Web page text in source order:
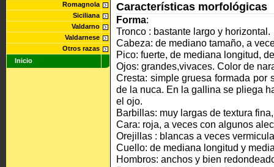
Romagnola
Siciliana
Valdarno
Valdarnese
Otros razas
Inicio
Características morfológicas
Forma:
Tronco : bastante largo y horizontal.
Cabeza: de mediano tamaño, a
Pico: fuerte, de mediana longitud,
Ojos: grandes,vivaces. Color de
Cresta: simple gruesa formada
de la nuca. En la gallina se pliega
el ojo.
Barbillas: muy largas de textura
Cara: roja, a veces con algunos
Orejillas : blancas a veces
Cuello: de mediana longitud y
Hombros: anchos y bien